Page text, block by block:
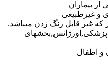
بیماران
و غیرطبیعی
که غیر قابل زنگ زدن میباشد.
پزشکی,اورژانس,بخشهای
و اطفال